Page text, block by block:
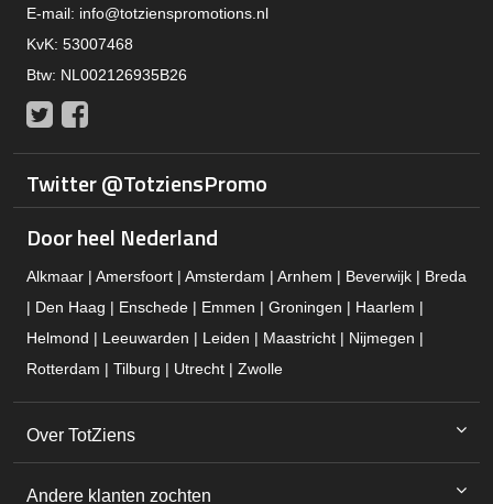
E-mail: info@totzienspromotions.nl
KvK: 53007468
Btw: NL002126935B26
Twitter
Twitter @TotziensPromo
Door heel Nederland
Alkmaar | Amersfoort | Amsterdam | Arnhem | Beverwijk | Breda
| Den Haag | Enschede | Emmen | Groningen | Haarlem |
Helmond | Leeuwarden | Leiden | Maastricht | Nijmegen |
Rotterdam | Tilburg | Utrecht | Zwolle
Over TotZiens
Andere klanten zochten